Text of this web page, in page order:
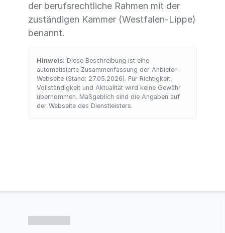
der berufsrechtliche Rahmen mit der
zuständigen Kammer (Westfalen-Lippe)
benannt.
Hinweis: Diese Beschreibung ist eine
automatisierte Zusammenfassung der Anbieter-
Webseite (Stand: 27.05.2026). Für Richtigkeit,
Vollständigkeit und Aktualität wird keine Gewähr
übernommen. Maßgeblich sind die Angaben auf
der Webseite des Dienstleisters.